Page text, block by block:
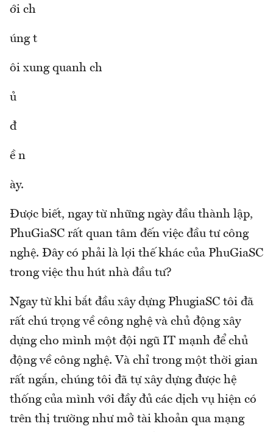
ới ch
úng t
ôi xung quanh ch
ủ
đ
ề n
ày.
Được biết, ngay từ những ngày đầu thành lập,
PhuGiaSC rất quan tâm đến việc đầu tư công
nghệ. Đây có phải là lợi thế khác của PhuGiaSC
trong việc thu hút nhà đầu tư?
Ngay từ khi bắt đầu xây dựng PhugiaSC tôi đã
rất chú trọng về công nghệ và chủ động xây
dựng cho mình một đội ngũ IT mạnh để chủ
động về công nghệ. Và chỉ trong một thời gian
rất ngắn, chúng tôi đã tự xây dựng được hệ
thống của mình với đầy đủ các dịch vụ hiện có
trên thị trường như mở tài khoản qua mạng